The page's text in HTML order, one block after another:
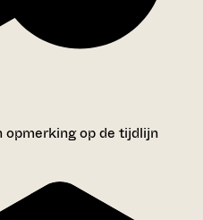
opmerking op de tijdlijn